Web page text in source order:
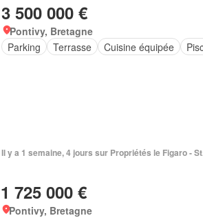
3 500 000 €
Pontivy, Bretagne
Parking
Terrasse Cuisine équipée
Il y a 1 semaine, 4 jours sur Propriétés le Figaro -
1 725 000 €
Pontivy, Bretagne